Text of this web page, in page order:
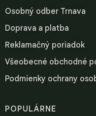
Osobný odber Trnava
Doprava a platba
Reklamačný poriadok
Všeobecné obchodné
Podmienky ochrany
POPULÁRNE